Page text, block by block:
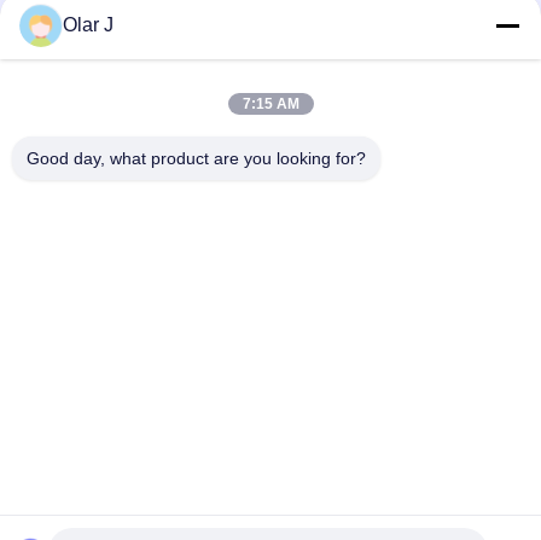
Αεροσυμπιεστή κεφαλής για βιομηχανική χρήση
120V/240V τάση κεφαλή συμπίεσης αέρα με 2 κύλινδροι και
και αντοχή
Olar J
7:15 AM
Good day, what product are you looking for?